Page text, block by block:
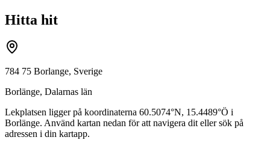
Hitta hit
784 75 Borlange, Sverige
Borlänge, Dalarnas län
Lekplatsen ligger på koordinaterna 60.5074°N, 15.4489°Ö i
Borlänge. Använd kartan nedan för att navigera dit eller sök på
adressen i din kartapp.